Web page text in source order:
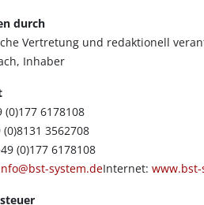
durch
Vertretung und redaktionell
Inhaber
6178108
(0)8131 3562708
(0)177 6178108
system.deInternet: